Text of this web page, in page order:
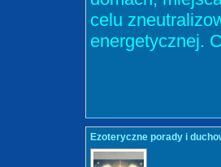
celu
energetycznej.
Ezoteryczne porady i